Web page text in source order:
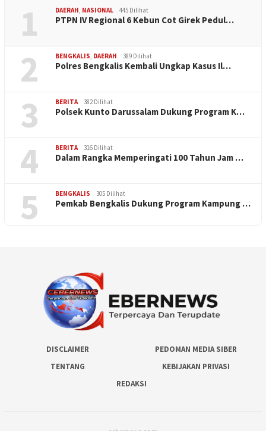
1 DAERAH, NASIONAL 445 Dilihat
PTPN IV Regional 6 Kebun Cot Girek Pedul…
2 BENGKALIS, DAERAH 389 Dilihat
Polres Bengkalis Kembali Ungkap Kasus Il…
3 BERITA 382 Dilihat
Polsek Kunto Darussalam Dukung Program K…
4 BERITA 316 Dilihat
Dalam Rangka Memperingati 100 Tahun Jam …
5 BENGKALIS 305 Dilihat
Pemkab Bengkalis Dukung Program Kampung …
DISCLAIMER
PEDOMAN MEDIA SIBER
TENTANG
KEBIJAKAN PRIVASI
REDAKSI